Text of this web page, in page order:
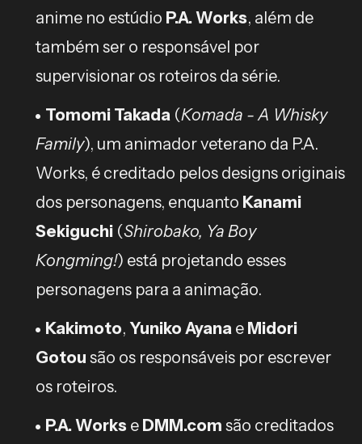
anime no estúdio P.A. Works, além de
também ser o responsável por
supervisionar os roteiros da série.
Tomomi Takada (Komada - A Whisky
Family), um animador veterano da P.A.
Works, é creditado pelos designs originais
dos personagens, enquanto Kanami
Sekiguchi (Shirobako, Ya Boy
Kongming!) está projetando esses
personagens para a animação.
Kakimoto, Yuniko Ayana e Midori
Gotou são os responsáveis por escrever
os roteiros.
P.A. Works e DMM.com são creditados